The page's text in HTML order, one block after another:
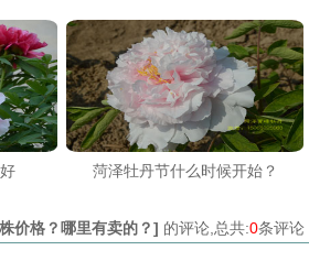
菏泽牡丹节什么时候开始？
价格？哪里有卖的？] 的评论,总共:0条评论